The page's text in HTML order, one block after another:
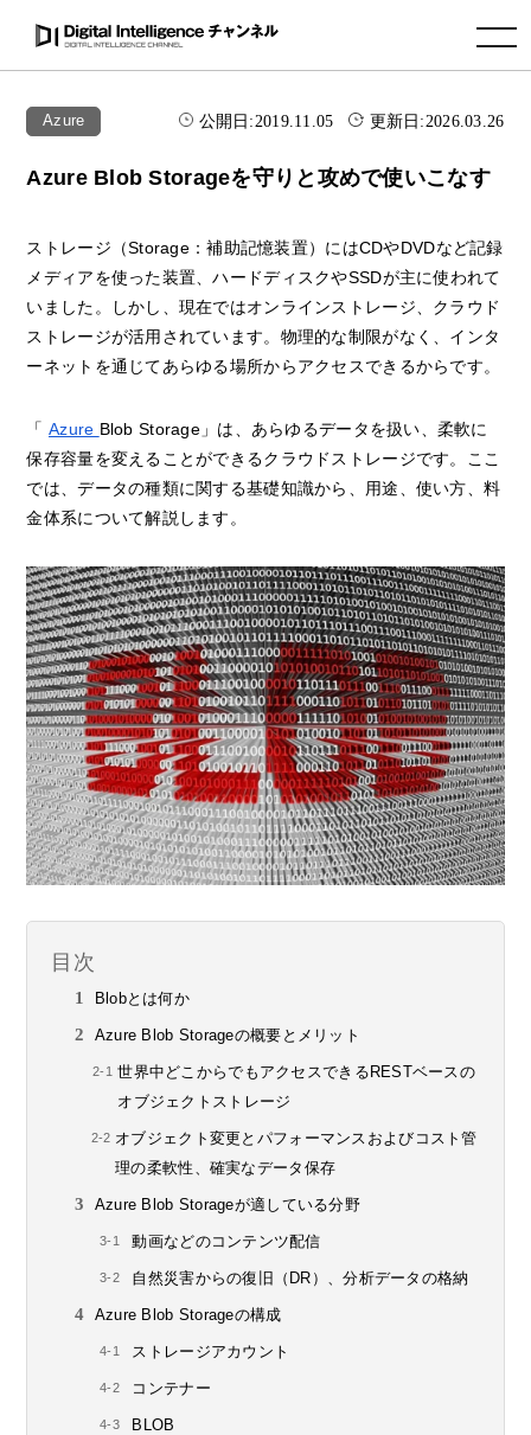
toggle navigation
Azure 公開日:2019.11.05 更新日:2026.03.26
Azure Blob Storageを守りと攻めで使いこなす
ストレージ（Storage：補助記憶装置）にはCDやDVDなど記録
メディアを使った装置、ハードディスクやSSDが主に使われて
いました。しかし、現在ではオンラインストレージ、クラウド
ストレージが活用されています。物理的な制限がなく、インタ
ーネットを通じてあらゆる場所からアクセスできるからです。
「 Azure Blob Storage」は、あらゆるデータを扱い、柔軟に
保存容量を変えることができるクラウドストレージです。ここ
では、データの種類に関する基礎知識から、用途、使い方、料
金体系について解説します。
目次
Blobとは何か
Azure Blob Storageの概要とメリット
世界中どこからでもアクセスできるRESTベースの
オブジェクトストレージ
オブジェクト変更とパフォーマンスおよびコスト管
理の柔軟性、確実なデータ保存
Azure Blob Storageが適している分野
動画などのコンテンツ配信
自然災害からの復旧（DR）、分析データの格納
Azure Blob Storageの構成
ストレージアカウント
コンテナー
BLOB